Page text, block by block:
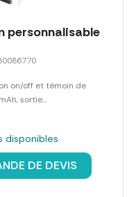
personnalisable
on/off et témoin de
sortie...
disponibles
DE DEVIS